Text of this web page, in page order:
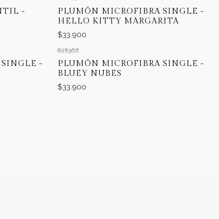
-
PLUMÓN MICROFIBRA SINGLE -
HELLO KITTY MARGARITA
$33.900
-
826367|
PLUMÓN MICROFIBRA SINGLE -
BLUEY NUBES
$33.900